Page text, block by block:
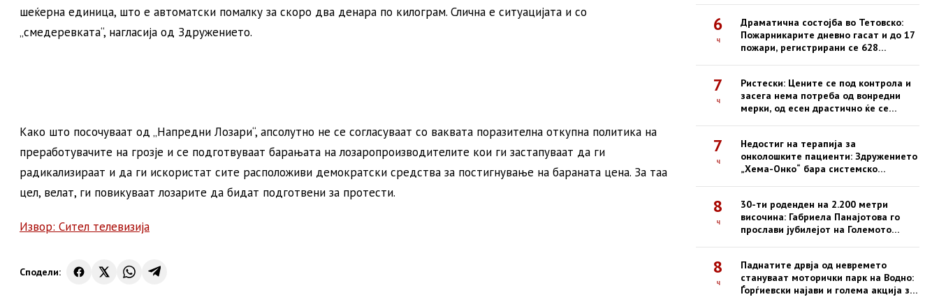
шеќерна единица, што е автоматски помалку за скоро два денара по килограм. Слична е ситуацијата и со
„смедеревката“, нагласија од Здружението.
Како што посочуваат од „Напредни Лозари“, апсолутно не се согласуваат со ваквата поразителна откупна политика на
преработувачите на грозје и се подготвуваат барањата на лозаропроизводителите кои ги застапуваат да ги
радикализираат и да ги искористат сите расположиви демократски средства за постигнување на бараната цена. За таа
цел, велат, ги повикуваат лозарите да бидат подготвени за протести.
Извор: Сител телевизија
Сподели:
6
ч
Драматична состојба во Тетовско:
Пожарникарите дневно гасат и до 17
пожари, регистрирани се 628
7
ч
Ристески: Цените се под контрола и
засега нема потреба од вонредни
мерки, од есен драстично ќе се
7
ч
Недостиг на терапија за
онколошките пациенти: Здружението
„Хема-Онко“ бара системско
8
ч
30-ти роденден на 2.200 метри
височина: Габриела Панајотова го
прослави јубилејот на Големото
8
ч
Паднатите дрвја од невремето
стануваат моторички парк на Водно:
Ѓорѓиевски најави и голема акција за